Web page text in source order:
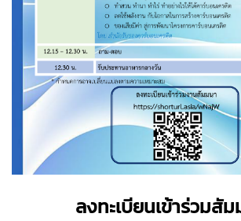
ลงทะเบียนเข้าร่วมสั